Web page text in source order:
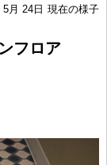
5月 24日 現在の様子
フロア